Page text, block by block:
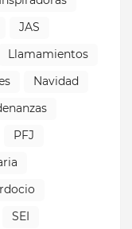
JAS
Llamamientos
Navidad
PFJ
SEI